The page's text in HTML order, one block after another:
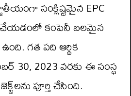
సంక్లిష్టమైన EPC
చేయడంలో కంపెనీ బలమైన
గత పది ఆర్థిక
30, 2023 వరకు ఈ సంస్థ
పూర్తి చేసింది.